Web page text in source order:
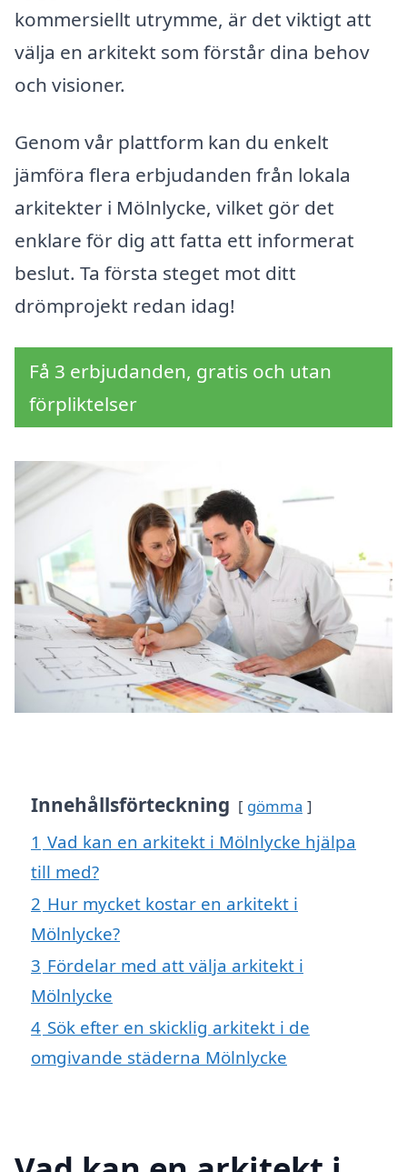
kommersiellt utrymme, är det viktigt att
välja en arkitekt som förstår dina behov
och visioner.
Genom vår plattform kan du enkelt
jämföra flera erbjudanden från lokala
arkitekter i Mölnlycke, vilket gör det
enklare för dig att fatta ett informerat
beslut. Ta första steget mot ditt
drömprojekt redan idag!
Få 3 erbjudanden, gratis och utan
förpliktelser
Innehållsförteckning gömma
1 Vad kan en arkitekt i Mölnlycke hjälpa
till med?
2 Hur mycket kostar en arkitekt i
Mölnlycke?
3 Fördelar med att välja arkitekt i
Mölnlycke
4 Sök efter en skicklig arkitekt i de
omgivande städerna Mölnlycke